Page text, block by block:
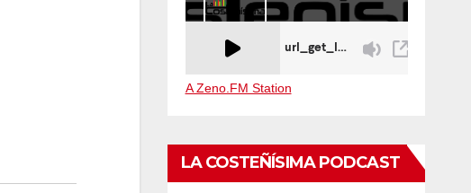
A Zeno.FM Station
LA COSTEÑÍSIMA PODCAST